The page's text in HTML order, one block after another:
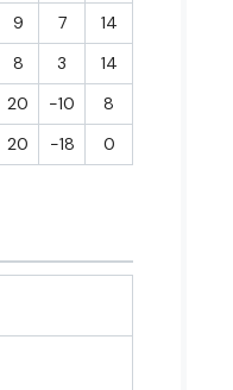
9 7
14
8 3
14
20 -10
8
20 -18 0